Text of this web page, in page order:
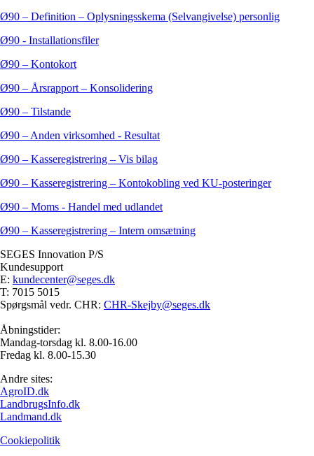
Ø90 – Definition – Oplysningsskema (Selvangivelse) personlig
Ø90 - Installationsfiler
Ø90 – Kontokort
Ø90 – Årsrapport – Konsolidering
Ø90 – Tilstande
Ø90 – Anden virksomhed - Resultat
Ø90 – Kasseregistrering – Vis bilag
Ø90 – Kasseregistrering – Kontokobling ved KU-posteringer
Ø90 – Moms - Handel med udlandet
Ø90 – Kasseregistrering – Intern omsætning
SEGES Innovation P/S
Kundesupport
E: kundecenter@seges.dk
T: 7015 5015
Spørgsmål vedr. CHR: CHR-Skejby@seges.dk
Åbningstider:
Mandag-torsdag kl. 8.00-16.00
Fredag kl. 8.00-15.30
Andre sites:
AgroID.dk
LandbrugsInfo.dk
Landmand.dk
Cookiepolitik